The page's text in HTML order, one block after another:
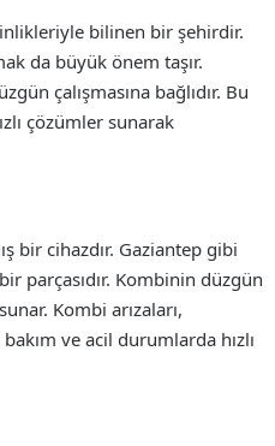
bilinen bir şehirdir.
da büyük önem taşır.
çalışmasına bağlıdır. Bu
çözümler sunarak
bir cihazdır. Gaziantep gibi
parçasıdır. Kombinin düzgün
Kombi arızaları,
ve acil durumlarda hızlı